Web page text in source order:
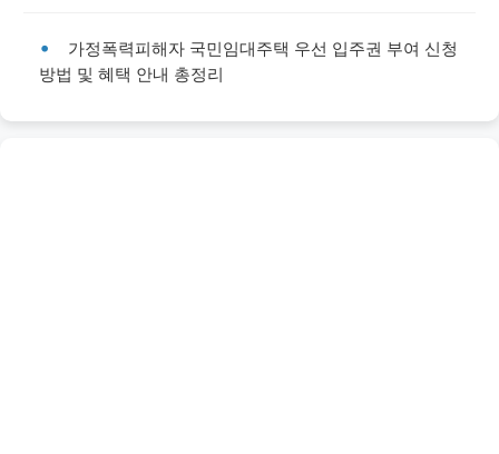
가정폭력피해자 국민임대주택 우선 입주권 부여 신청
방법 및 혜택 안내 총정리